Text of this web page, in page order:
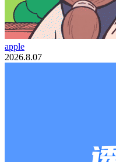
apple
2026.8.07